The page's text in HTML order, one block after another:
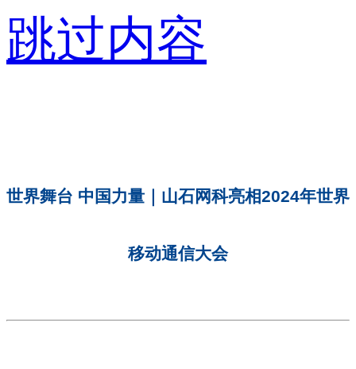
跳过内容
世界舞台 中国力量｜山石网科亮相2024年世界
移动通信大会